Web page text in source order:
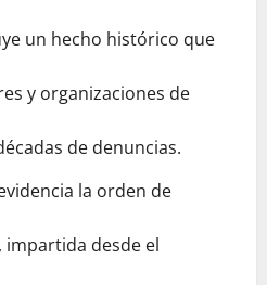
un hecho histórico que
y organizaciones de
de denuncias.
la orden de
desde el